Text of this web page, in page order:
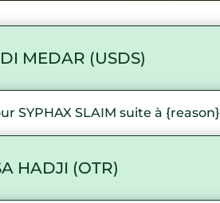
MEDAR (USDS)
SYPHAX SLAIM suite à {reason}
HADJI (OTR)